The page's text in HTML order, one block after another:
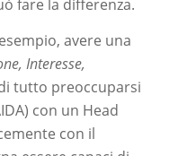
fare la differenza.
avere una
Interesse,
tutto preoccuparsi
con un Head
con il